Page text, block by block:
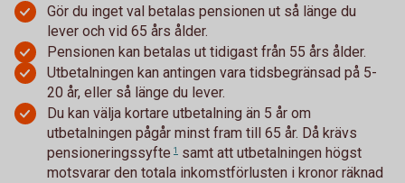
Gör du inget val betalas pensionen ut så länge du
lever och vid 65 års ålder.
Pensionen kan betalas ut tidigast från 55 års ålder.
Utbetalningen kan antingen vara tidsbegränsad på 5-
20 år, eller så länge du lever.
Du kan välja kortare utbetalning än 5 år om
utbetalningen pågår minst fram till 65 år. Då krävs
pensioneringssyfte 1
samt att utbetalningen högst
motsvarar den totala inkomstförlusten i kronor räknad